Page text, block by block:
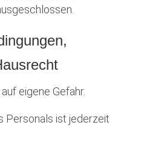
eigene Gefahr.
Personals ist jederzeit